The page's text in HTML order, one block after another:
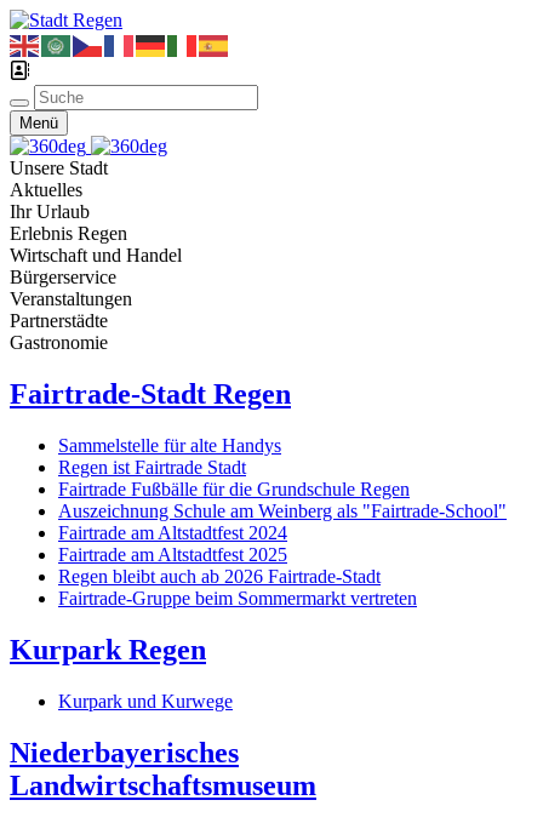
Menü
Unsere Stadt
Aktuelles
Ihr Urlaub
Erlebnis Regen
Wirtschaft und Handel
Bürgerservice
Veranstaltungen
Partnerstädte
Gastronomie
Fairtrade-Stadt Regen
Sammelstelle für alte Handys
Regen ist Fairtrade Stadt
Fairtrade Fußbälle für die Grundschule Regen
Auszeichnung Schule am Weinberg als "Fairtrade-School"
Fairtrade am Altstadtfest 2024
Fairtrade am Altstadtfest 2025
Regen bleibt auch ab 2026 Fairtrade-Stadt
Fairtrade-Gruppe beim Sommermarkt vertreten
Kurpark Regen
Kurpark und Kurwege
Niederbayerisches
Landwirtschaftsmuseum